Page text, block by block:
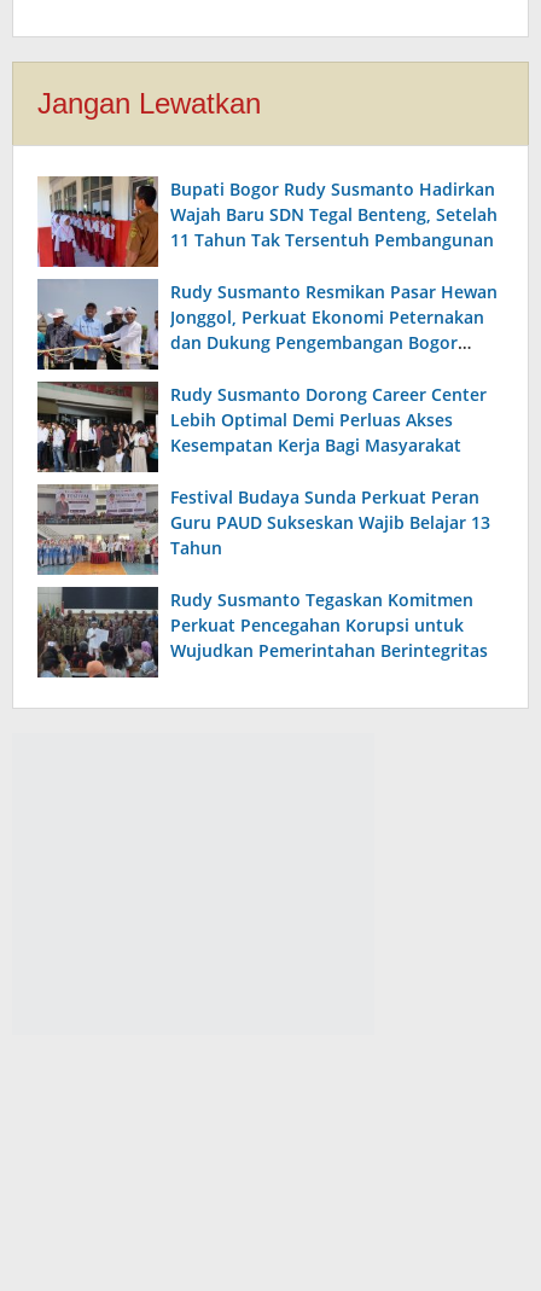
Jangan Lewatkan
Bupati Bogor Rudy Susmanto Hadirkan
Wajah Baru SDN Tegal Benteng, Setelah
11 Tahun Tak Tersentuh Pembangunan
Rudy Susmanto Resmikan Pasar Hewan
Jonggol, Perkuat Ekonomi Peternakan
dan Dukung Pengembangan Bogor
Rudy Susmanto Dorong Career Center
Lebih Optimal Demi Perluas Akses
Kesempatan Kerja Bagi Masyarakat
Festival Budaya Sunda Perkuat Peran
Guru PAUD Sukseskan Wajib Belajar 13
Tahun
Rudy Susmanto Tegaskan Komitmen
Perkuat Pencegahan Korupsi untuk
Wujudkan Pemerintahan Berintegritas